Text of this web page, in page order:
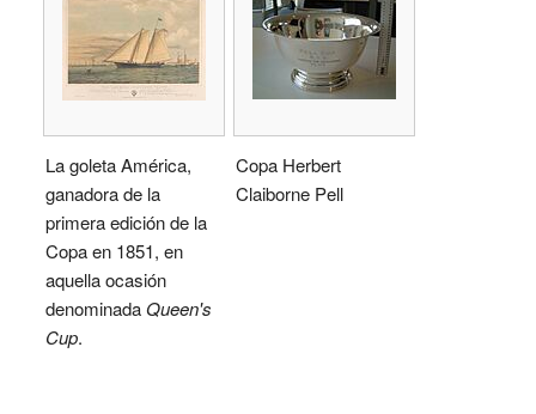
La goleta América,
ganadora de la
primera edición de la
Copa en 1851, en
aquella ocasión
denominadaQueen's
Cup.
Copa Herbert
Claiborne Pell